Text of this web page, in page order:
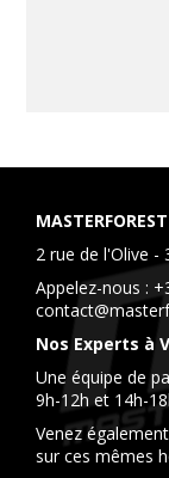
MASTERFOREST
2 rue de l'Olive -
Appelez-nous :
Nos Experts à
Une équipe de
9h-12h et 14h-
Venez
sur ces mêmes